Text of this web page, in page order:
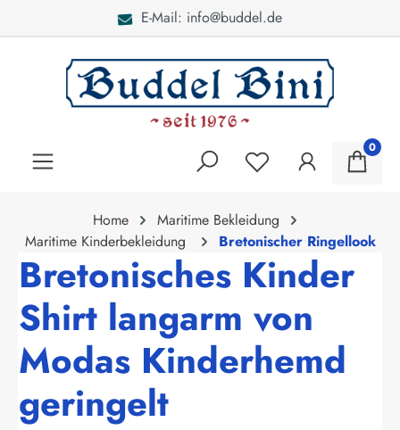
Bei Fragen: 040
0
Home
Maritime Bekleidung
Maritime Kinderbekleidung
Bretonischer Ringellook
Bretonisches Kinder
Shirt langarm von
Modas Kinderhemd
geringelt